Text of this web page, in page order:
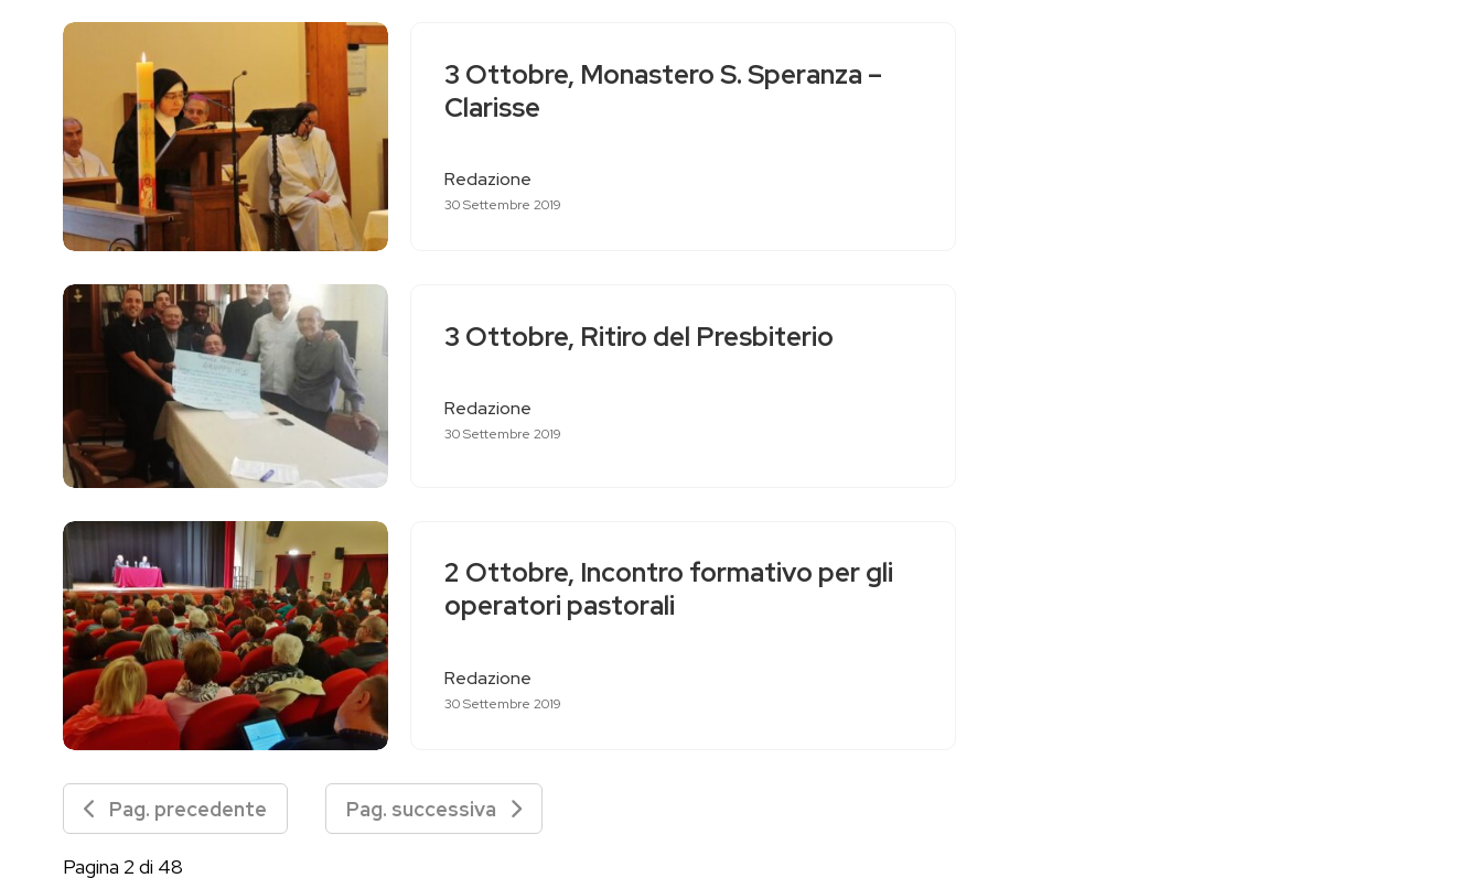
3 Ottobre, Monastero S. Speranza –
Clarisse
Redazione
30 Settembre 2019
3 Ottobre, Ritiro del Presbiterio
Redazione
30 Settembre 2019
2 Ottobre, Incontro formativo per gli
operatori pastorali
Redazione
30 Settembre 2019
Pag. precedente Pag. successiva
Pagina 2 di 48